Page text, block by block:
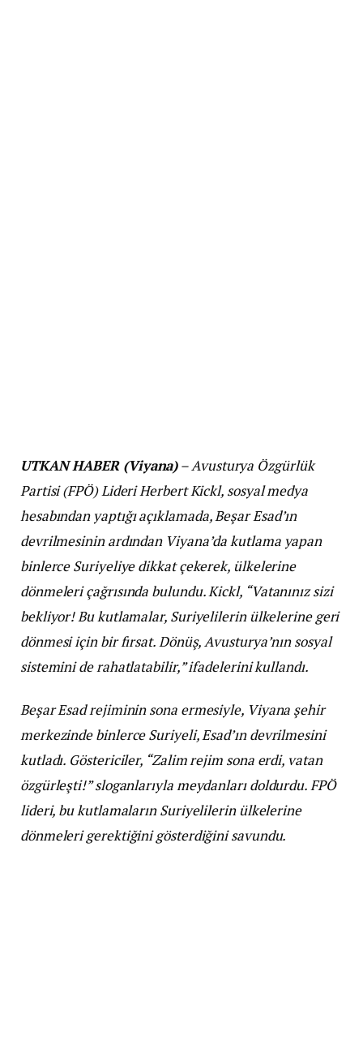
UTKAN HABER (Viyana)– Avusturya Özgürlük
Partisi (FPÖ) Lideri Herbert Kickl, sosyal medya
hesabından yaptığı açıklamada, Beşar Esad’ın
devrilmesinin ardından Viyana’da kutlama yapan
binlerce Suriyeliye dikkat çekerek, ülkelerine
dönmeleri çağrısında bulundu. Kickl, “Vatanınız sizi
bekliyor! Bu kutlamalar, Suriyelilerin ülkelerine geri
dönmesi için bir fırsat. Dönüş, Avusturya’nın sosyal
sistemini de rahatlatabilir,” ifadelerini kullandı.
Beşar Esad rejiminin sona ermesiyle, Viyana şehir
merkezinde binlerce Suriyeli, Esad’ın devrilmesini
kutladı. Göstericiler, “Zalim rejim sona erdi, vatan
özgürleşti!” sloganlarıyla meydanları doldurdu. FPÖ
lideri, bu kutlamaların Suriyelilerin ülkelerine
dönmeleri gerektiğini gösterdiğini savundu.